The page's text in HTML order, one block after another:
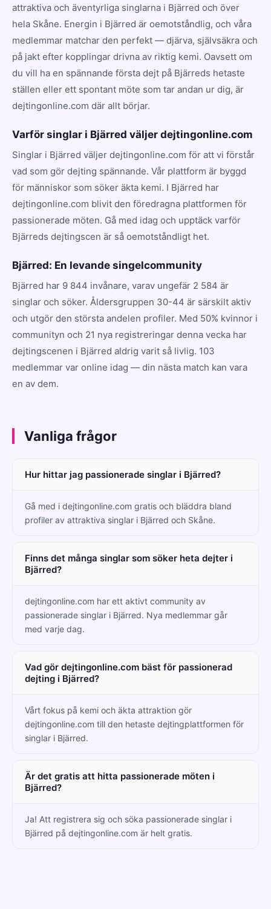
attraktiva och äventyrliga singlarna i Bjärred och över
hela Skåne. Energin i Bjärred är oemotståndlig, och våra
medlemmar matchar den perfekt — djärva, självsäkra och
på jakt efter kopplingar drivna av riktig kemi. Oavsett om
du vill ha en spännande första dejt på Bjärreds hetaste
ställen eller ett spontant möte som tar andan ur dig, är
dejtingonline.com där allt börjar.
Varför singlar i Bjärred väljer dejtingonline.com
Singlar i Bjärred väljer dejtingonline.com för att vi förstår
vad som gör dejting spännande. Vår plattform är byggd
för människor som söker äkta kemi. I Bjärred har
dejtingonline.com blivit den föredragna plattformen för
passionerade möten. Gå med idag och upptäck varför
Bjärreds dejtingscen är så oemotståndligt het.
Bjärred: En levande singelcommunity
Bjärred har 9 844 invånare, varav ungefär 2 584 är
singlar och söker. Åldersgruppen 30-44 är särskilt aktiv
och utgör den största andelen profiler. Med 50% kvinnor i
communityn och 21 nya registreringar denna vecka har
dejtingscenen i Bjärred aldrig varit så livlig. 103
medlemmar var online idag — din nästa match kan vara
en av dem.
Vanliga frågor
Hur hittar jag passionerade singlar i Bjärred?
Gå med i dejtingonline.com gratis och bläddra bland
profiler av attraktiva singlar i Bjärred och Skåne.
Finns det många singlar som söker heta dejter i
Bjärred?
dejtingonline.com har ett aktivt community av
passionerade singlar i Bjärred. Nya medlemmar går
med varje dag.
Vad gör dejtingonline.com bäst för passionerad
dejting i Bjärred?
Vårt fokus på kemi och äkta attraktion gör
dejtingonline.com till den hetaste dejtingplattformen för
singlar i Bjärred.
Är det gratis att hitta passionerade möten i
Bjärred?
Ja! Att registrera sig och söka passionerade singlar i
Bjärred på dejtingonline.com är helt gratis.